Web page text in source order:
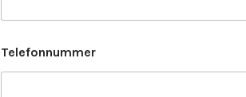
Telefonnummer